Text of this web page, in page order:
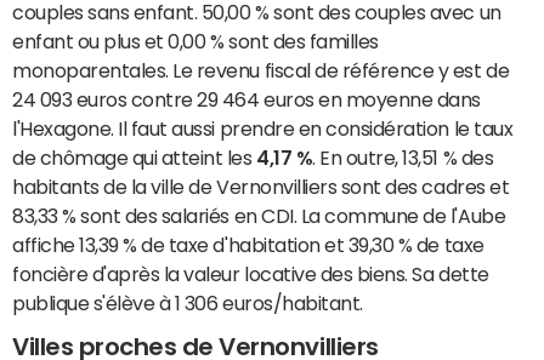
couples sans enfant. 50,00 % sont des couples avec un
enfant ou plus et 0,00 % sont des familles
monoparentales. Le revenu fiscal de référence y est de
24 093 euros contre 29 464 euros en moyenne dans
l'Hexagone. Il faut aussi prendre en considération le taux
de chômage qui atteint les 4,17 % . En outre, 13,51 % des
habitants de la ville de Vernonvilliers sont des cadres et
83,33 % sont des salariés en CDI. La commune de l'Aube
affiche 13,39 % de taxe d'habitation et 39,30 % de taxe
foncière d'après la valeur locative des biens. Sa dette
publique s'élève à 1 306 euros/habitant.
Villes proches de Vernonvilliers